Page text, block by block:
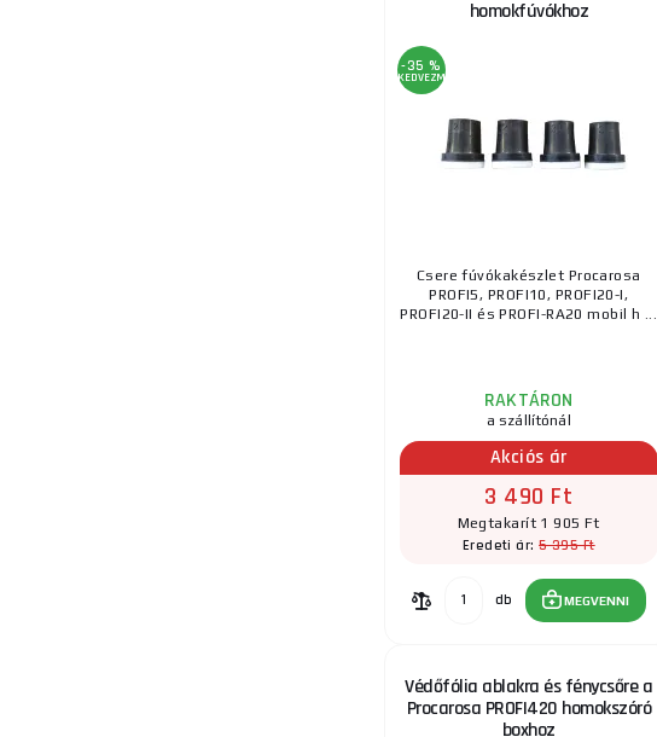
homokfúvókhoz
-35 %
KEDVEZMÉNY
Csere fúvókakészlet Procarosa
PROFI5, PROFI10, PROFI20-I,
PROFI20-II és PROFI-RA20 mobil h ...
RAKTÁRON
a szállítónál
Akciós ár
3 490 Ft
Megtakarít 1 905 Ft
Eredeti ár:5 395 Ft
db MEGVENNI
Védőfólia ablakra és fénycsőre a
Procarosa PROFI420 homokszóró
boxhoz